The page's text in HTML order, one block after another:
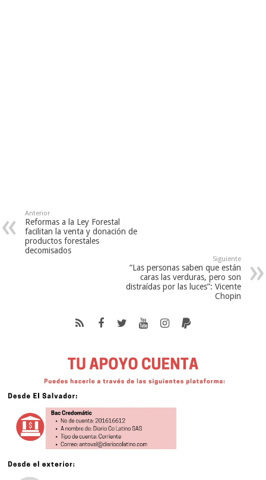
Anterior
Reformas a la Ley Forestal
facilitan la venta y donación de
productos forestales
decomisados
Siguiente
“Las personas saben que están
caras las verduras, pero son
distraídas por las luces”: Vicente
Chopin